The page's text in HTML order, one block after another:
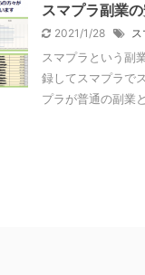
スマプラ副業
2021/1/28 ス
スマプラという副
録してスマプラで
プラが普通の副業